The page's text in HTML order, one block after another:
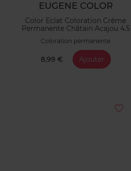
EUGENE COLOR
Color Eclat Coloration Crème
Permanente Châtain Acajou 4.5
Coloration permanente
8,99 € Ajouter